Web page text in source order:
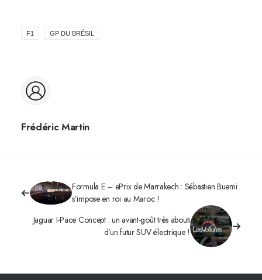
F1 GP DU BRÉSIL
Frédéric Martin
Formula E – ePrix de Marrakech : Sébastien Buemi
s’impose en roi au Maroc !
Jaguar I-Pace Concept : un avant-goût très abouti
d’un futur SUV électrique !